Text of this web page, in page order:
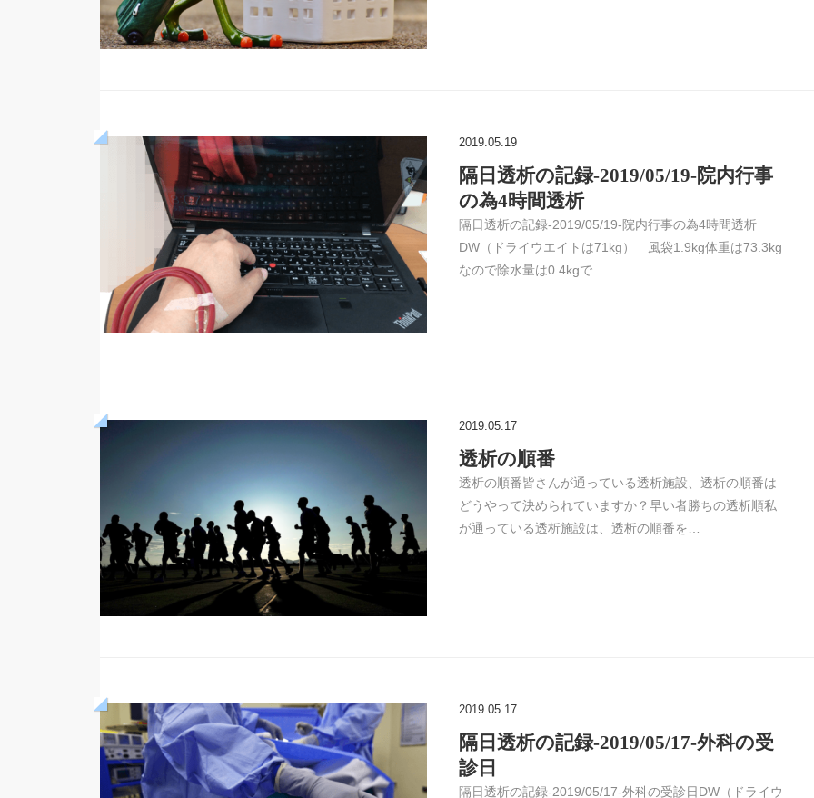
2019.05.19
隔日透析の記録-2019/05/19-院内行事
の為4時間透析
隔日透析の記録-2019/05/19-院内行事の為4時間透析
DW（ドライウエイトは71kg） 風袋1.9kg体重は73.3kg
なので除水量は0.4kgで…
2019.05.17
透析の順番
透析の順番皆さんが通っている透析施設、透析の順番は
どうやって決められていますか？早い者勝ちの透析順私
が通っている透析施設は、透析の順番を…
2019.05.17
隔日透析の記録-2019/05/17-外科の受
診日
隔日透析の記録-2019/05/17-外科の受診日DW（ドライウ